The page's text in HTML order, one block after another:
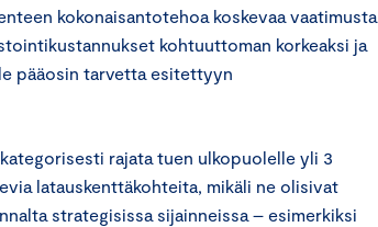
kokonaisantotehoa koskevaa vaatimusta
kohtuuttoman korkeaksi ja
pääosin tarvetta esitettyyn
rajata tuen ulkopuolelle yli 3
latauskenttäkohteita, mikäli ne olisivat
strategisissa sijainneissa – esimerkiksi